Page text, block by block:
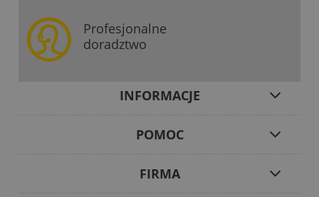
Profesjonalne
doradztwo
INFORMACJE
POMOC
FIRMA